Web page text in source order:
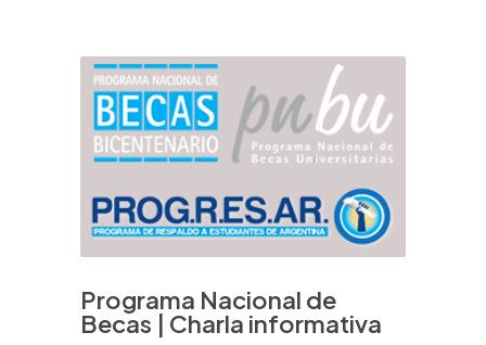
Programa Nacional de
Becas | Charla informativa